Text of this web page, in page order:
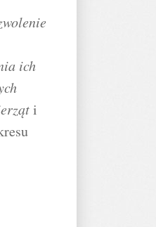
ich
i